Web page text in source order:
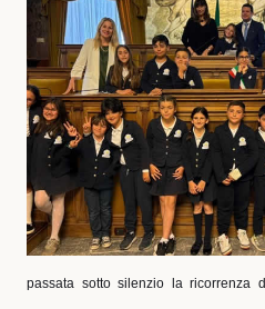
passata sotto silenzio la ricorrenza